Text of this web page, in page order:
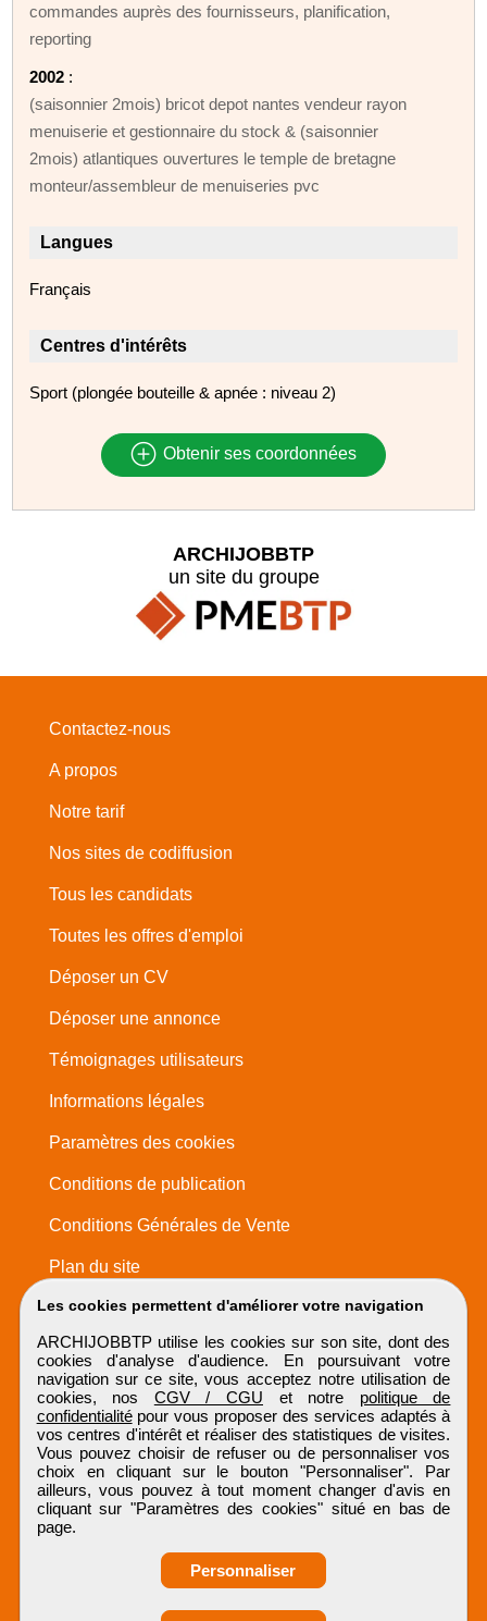
commandes auprès des fournisseurs, planification,
reporting
2002 :
(saisonnier 2mois) bricot depot nantes vendeur rayon
menuiserie et gestionnaire du stock & (saisonnier
2mois) atlantiques ouvertures le temple de bretagne
monteur/assembleur de menuiseries pvc
Langues
Français
Centres d'intérêts
Sport (plongée bouteille & apnée : niveau 2)
Obtenir ses coordonnées
Les cookies permettent d'améliorer votre navigation
ARCHIJOBBTP utilise les cookies sur son site, dont des
cookies d'analyse d'audience. En poursuivant votre
navigation sur ce site, vous acceptez notre utilisation de
cookies, nos CGV / CGU et notre politique de
confidentialitépour vous proposer des services adaptés à
vos centres d'intérêt et réaliser des statistiques de visites.
Vous pouvez choisir de refuser ou de personnaliser vos
choix en cliquant sur le bouton "Personnaliser". Par
ailleurs, vous pouvez à tout moment changer d'avis en
cliquant sur "Paramètres des cookies" situé en bas de
page.
Personnaliser
ARCHIJOBBTP
un site du groupe
Contactez-nous
A propos
Notre tarif
Nos sites de codiffusion
Tous les candidats
Toutes les offres d'emploi
Déposer un CV
Déposer une annonce
Témoignages utilisateurs
Informations légales
Paramètres des cookies
Conditions de publication
Conditions Générales de Vente
Plan du site